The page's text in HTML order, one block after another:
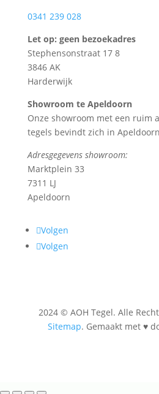
0341 239 028
Let op: geen bezoekadres
Stephensonstraat 17 8
3846 AK
Harderwijk
Showroom te Apeldoorn
Onze showroom met een ruim
tegels bevindt zich in
Adresgegevens showroom:
Marktplein 33
7311 LJ
Apeldoorn
Volgen
Volgen
2024 © AOH Tegel. Alle
Sitemap. Gemaakt met ♥